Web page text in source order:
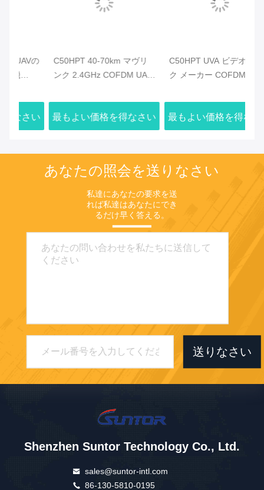
C50HPT 40-70km マヴリ
ンク 2.4GHz COFDM UAV
長距離 UP/Downlink
最もよい価格を得なさい
C50HPT UVA ビデオリン
ク メーカー COFDM ビデ
タ&ビデオ 送信システム
最もよい価格を得なさい
あなたの照会を送りなさい
私達にあなたの要求を送
れば私達はあなたにでき
るだけ早く答える。
送りなさい
Shenzhen Suntor Technology Co., Ltd.
sales@suntor-intl.com
86-130-5810-0195